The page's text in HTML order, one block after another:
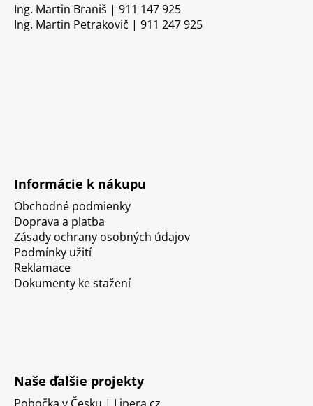
Ing. Martin Braniš | 911 147 925
Ing. Martin Petrakovič | 911 247 925
Informácie k nákupu
Obchodné podmienky
Doprava a platba
Zásady ochrany osobných údajov
Podmínky užití
Reklamace
Dokumenty ke stažení
Naše ďalšie projekty
Pobočka v Česku | Lipera.cz